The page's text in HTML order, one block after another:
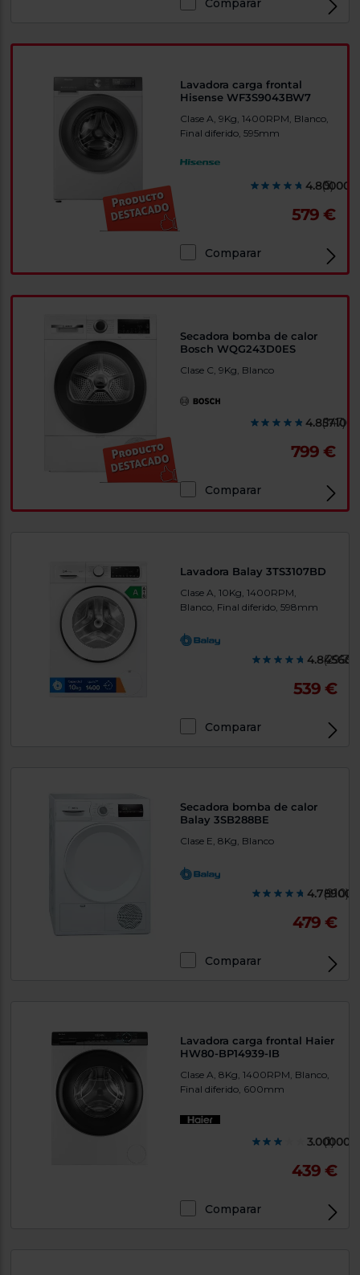
Lavadora carga frontal
Hisense WF3S9043BW7
Clase A, 9Kg, 1400RPM, Blanco,
Final diferido, 595mm
(5)
579 €
Comparar
Secadora bomba de calor
Bosch WQG243D0ES
Clase C, 9Kg, Blanco
4.8571000
(147)
799 €
Comparar
Lavadora Balay 3TS3107BD
Clase A, 10Kg, 1400RPM,
Blanco, Final diferido, 598mm
(2953)
539 €
Comparar
Secadora bomba de calor
Balay 3SB288BE
Clase E, 8Kg, Blanco
(910)
479 €
Comparar
Lavadora carga frontal Haier
HW80-BP14939-IB
Clase A, 8Kg, 1400RPM, Blanco,
Final diferido, 600mm
(1)
439 €
Comparar